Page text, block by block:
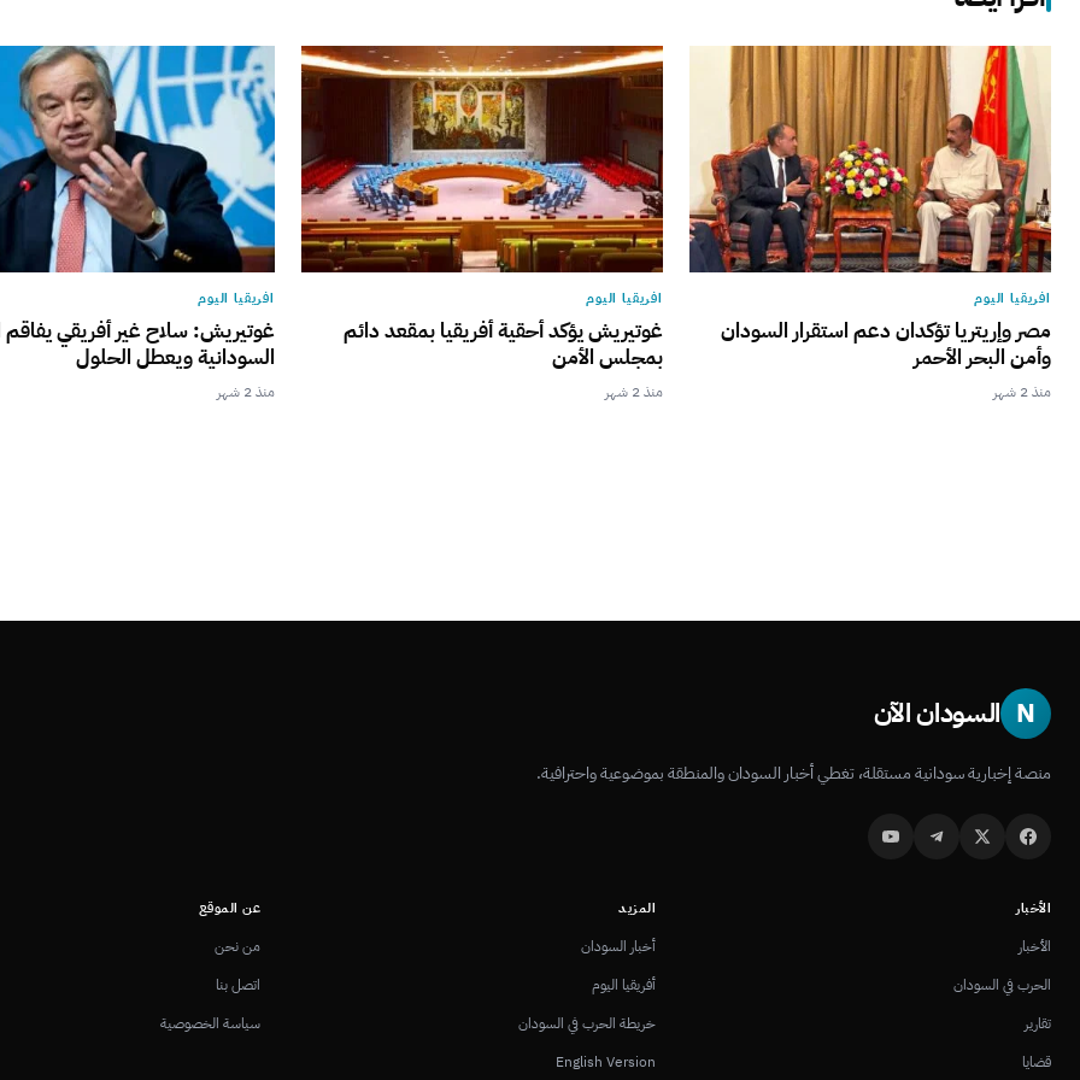
افريقيا اليوم
مصر وإريتريا تؤكدان دعم استقرار السودان
وأمن البحر الأحمر
منذ 2 شهر
افريقيا اليوم
غوتيريش يؤكد أحقية أفريقيا بمقعد دائم
بمجلس الأمن
منذ 2 شهر
افريقيا اليوم
غوتيريش: سلاح غير أفريقي يفاقم
السودانية ويعطل الحلول
منذ 2 شهر
N السودان الآن
منصة إخبارية سودانية مستقلة، تغطي أخبار السودان والمنطقة بموضوعية واحترافية.
الأخبار
الأخبار
الحرب في السودان
تقارير
قضايا
المزيد
أخبار السودان
أفريقيا اليوم
خريطة الحرب في السودان
English Version
عن الموقع
من نحن
اتصل بنا
سياسة الخصوصية